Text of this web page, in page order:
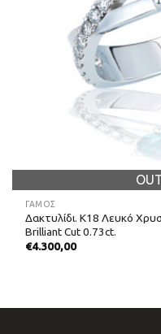
ΓΑΜΟΣ
Δακτυλίδι. Κ18 Λευκό
Brilliant Cut 0.73ct.
€4.300,00